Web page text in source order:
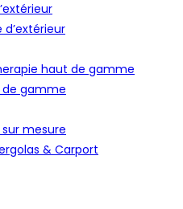
haut de gamme
de gamme
mesure
& Carport